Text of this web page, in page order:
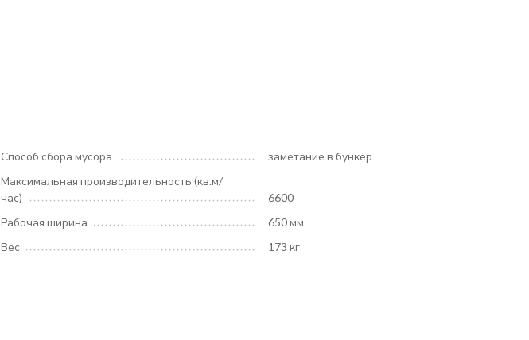
Способ сбора мусора
заметание в бункер
Максимальная производительность (кв.м/
час)
6600
Рабочая ширина
650 мм
Вес
173 кг